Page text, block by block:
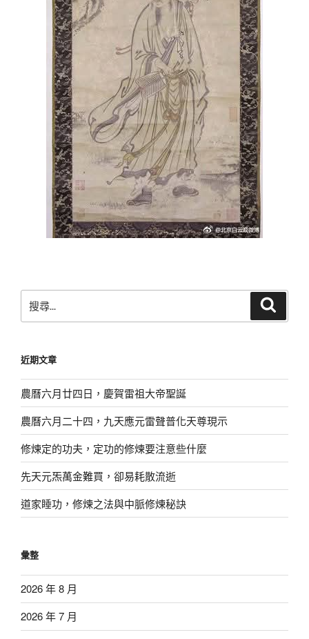
尋
字:
近期文章
農曆六月廿四日，慶賀雷祖大帝聖誕
農曆六月二十四，九天應元雷聲普化天尊現示
修煉定的功夫，定功的修煉要注意些什麼
先天元炁萬金難買，卻易耗散流逝
道家睡功，修煉之法與中脈修煉秘訣
彙整
2026 年 8 月
2026 年 7 月